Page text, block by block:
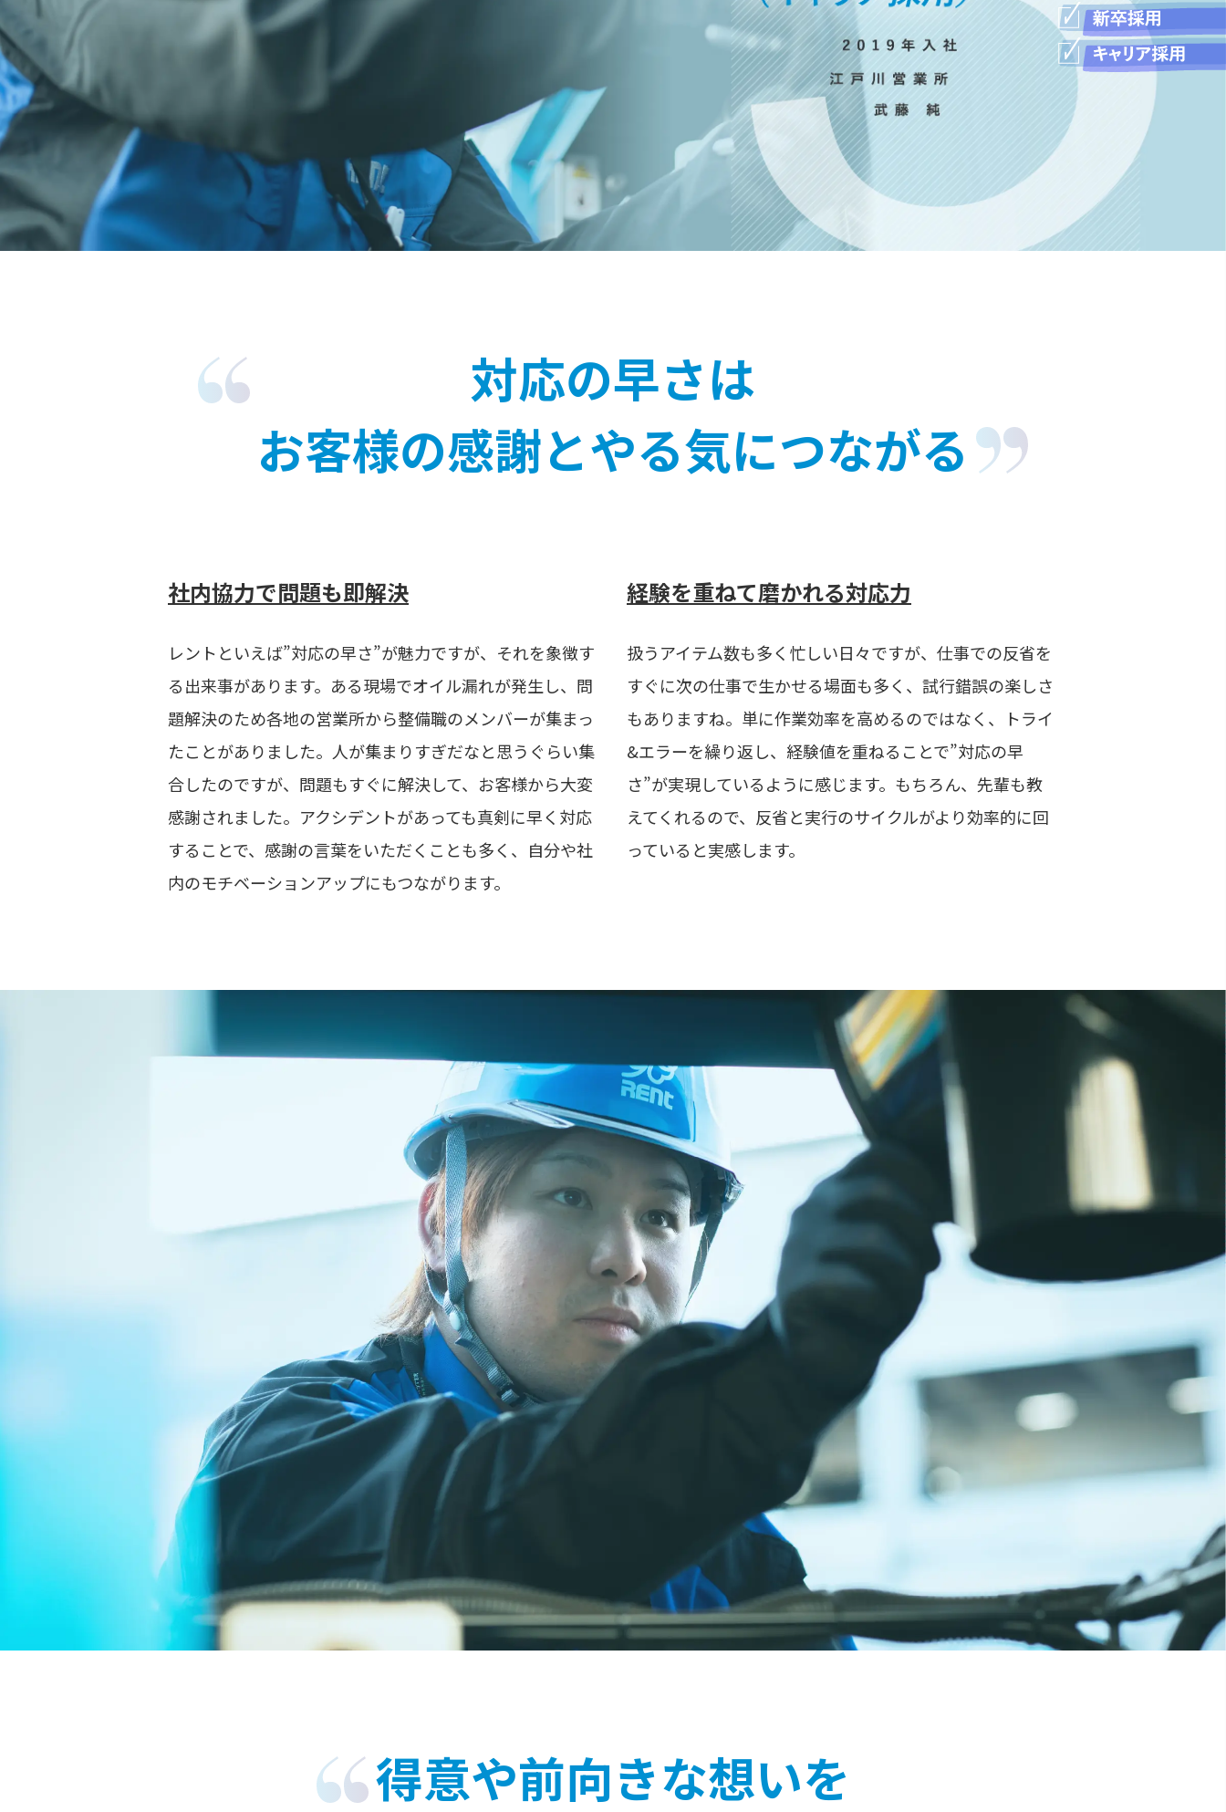
対応の早さは
お客様の感謝とやる気につながる
社内協力で問題も即解決
レントといえば”対応の早さ”が魅力ですが、それを象徴す
る出来事があります。ある現場でオイル漏れが発生し、問
題解決のため各地の営業所から整備職のメンバーが集まっ
たことがありました。人が集まりすぎだなと思うぐらい集
合したのですが、問題もすぐに解決して、お客様から大変
感謝されました。アクシデントがあっても真剣に早く対応
することで、感謝の言葉をいただくことも多く、自分や社
内のモチベーションアップにもつながります。
経験を重ねて磨かれる対応力
扱うアイテム数も多く忙しい日々ですが、仕事での反省を
すぐに次の仕事で生かせる場面も多く、試行錯誤の楽しさ
もありますね。単に作業効率を高めるのではなく、トライ
&エラーを繰り返し、経験値を重ねることで”対応の早
さ”が実現しているように感じます。もちろん、先輩も教
えてくれるので、反省と実行のサイクルがより効率的に回
っていると実感します。
得意や前向きな想いを